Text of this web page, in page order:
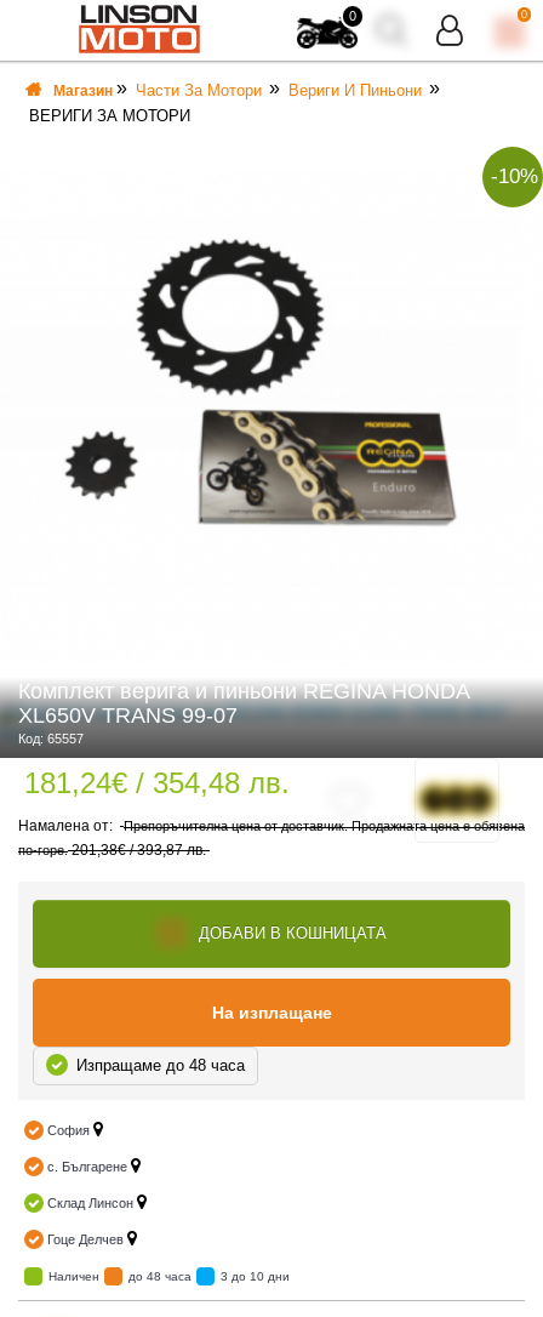
ЕКИПИРОВКА
0 0
Магазин Части За Мотори
Вериги И Пиньони
ВЕРИГИ ЗА МОТОРИ
-10%
Комплект верига и пиньони REGINA HONDA
XL650V TRANS 99-07
Код: 65557
181,24€ / 354,48 лв.
Препоръчителна цена от доставчик. Продажната цена е обявена
по-горе. 201,38€ / 393,87 лв.
ДОБАВИ В КОШНИЦАТА
На изплащане
Изпращаме до 48 часа
София
с. Българене
Склад Линсон
Гоце Делчев
Наличен до 48 часа 3 до 10 дни